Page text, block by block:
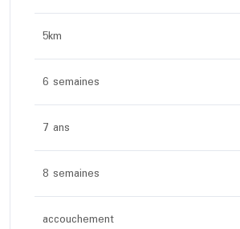
5km
6 semaines
7 ans
8 semaines
accouchement